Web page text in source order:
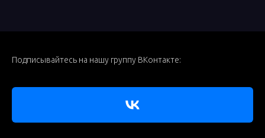
Подписывайтесь на нашу группу ВКонтакте: